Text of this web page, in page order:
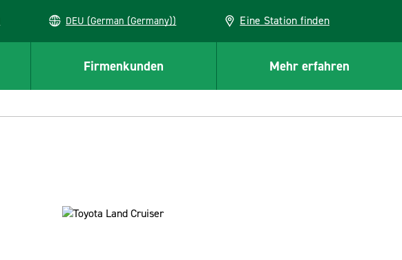
DEU (German (Germany)) Eine Station finden
Firmenkunden Mehr erfahren